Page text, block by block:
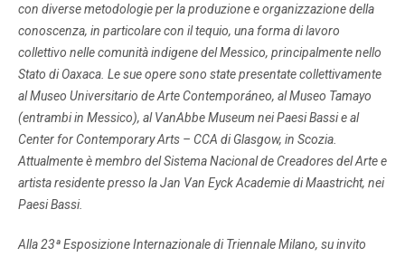
con diverse metodologie per la produzione e organizzazione della
conoscenza, in particolare con il tequio, una forma di lavoro
collettivo nelle comunità indigene del Messico, principalmente nello
Stato di Oaxaca. Le sue opere sono state presentate collettivamente
al Museo Universitario de Arte Contemporáneo, al Museo Tamayo
(entrambi in Messico), al VanAbbe Museum nei Paesi Bassi e al
Center for Contemporary Arts – CCA di Glasgow, in Scozia.
Attualmente è membro del Sistema Nacional de Creadores del Arte e
artista residente presso la Jan Van Eyck Academie di Maastricht, nei
Paesi Bassi.
Alla 23ª Esposizione Internazionale di Triennale Milano, su invito